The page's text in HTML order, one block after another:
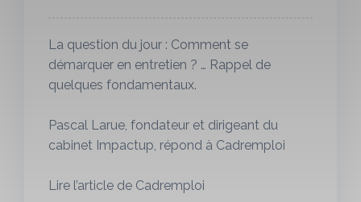
La question du jour : Comment se
démarquer en entretien ? … Rappel de
quelques fondamentaux.
Pascal Larue, fondateur et dirigeant du
cabinet Impactup, répond à Cadremploi
Lire l’article de Cadremploi